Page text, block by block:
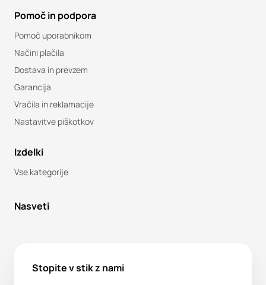
Pomoč in podpora
Pomoč uporabnikom
Načini plačila
Dostava in prevzem
Garancija
Vračila in reklamacije
Nastavitve piškotkov
Izdelki
Vse kategorije
Nasveti
Stopite v stik z nami